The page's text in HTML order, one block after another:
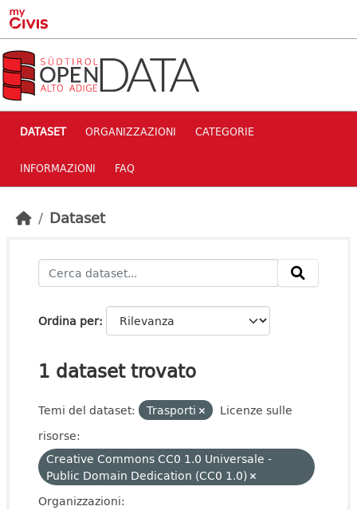
Skip to main content
DATASET ORGANIZZAZIONI CATEGORIE
INFORMAZIONI FAQ
Dataset
Ordina per
1 dataset trovato
Temi del dataset: Trasporti
Licenze sulle
risorse:
Creative Commons CC0 1.0 Universale -
Public Domain Dedication (CC0 1.0)
Organizzazioni: